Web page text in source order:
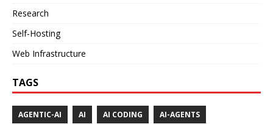
Research
Self-Hosting
Web Infrastructure
TAGS
AGENTIC-AI AI AI CODING AI-AGENTS